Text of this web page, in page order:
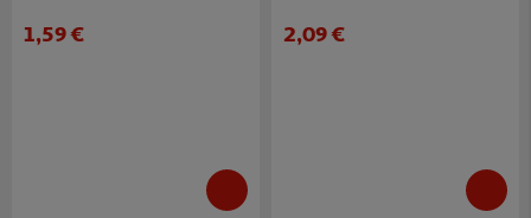
1,59 € 2,09 €